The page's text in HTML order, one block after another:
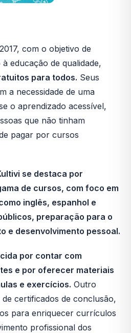
com o objetivo de
educação de qualidade,
para todos. Seus
a necessidade de uma
o aprendizado acessível,
que não tinham
pagar por cursos
se destaca por
de cursos, com foco em
inglês, espanhol e
preparação para o
e desenvolvimento pessoal.
por contar com
e por oferecer materiais
e exercícios. Outro
certificados de conclusão,
para enriquecer currículos
profissional dos